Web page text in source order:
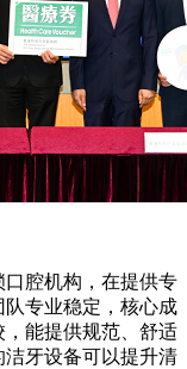
腔机构，在提供专
专业稳定，核心成
，能提供规范、舒适
牙设备可以提升清